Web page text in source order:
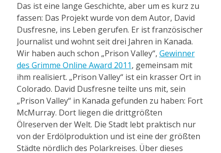
Das ist eine lange Geschichte, aber um es kurz zu
fassen: Das Projekt wurde von dem Autor, David
Dusfresne, ins Leben gerufen. Er ist französischer
Journalist und wohnt seit drei Jahren in Kanada.
Wir haben auch schon „Prison Valley“, Gewinner
des Grimme Online Award 2011, gemeinsam mit
ihm realisiert. „Prison Valley“ ist ein krasser Ort in
Colorado. David Dusfresne teilte uns mit, sein
„Prison Valley“ in Kanada gefunden zu haben: Fort
McMurray. Dort liegen die drittgrößten
Ölreserven der Welt. Die Stadt lebt praktisch nur
von der Erdölproduktion und ist eine der größten
Städte nördlich des Polarkreises. Über dieses